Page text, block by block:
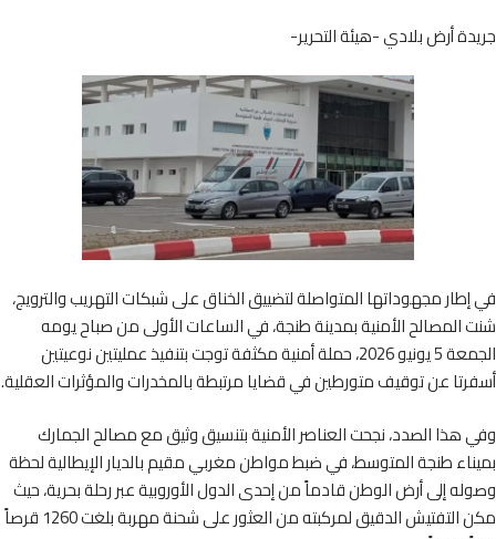
أرض بلادي -هيئة التحرير-
مجهوداتها المتواصلة لتضييق الخناق على شبكات التهريب والترويج،
الأمنية بمدينة طنجة، في الساعات الأولى من صباح يومه
الجمعة 5 يونيو 2026، حملة أمنية مكثفة توجت بتنفيذ عمليتين نوعيتين
عن توقيف متورطين في قضايا مرتبطة بالمخدرات والمؤثرات العقلية.
الصدد، نجحت العناصر الأمنية بتنسيق وثيق مع مصالح الجمارك
طنجة المتوسط، في ضبط مواطن مغربي مقيم بالديار الإيطالية لحظة
إلى أرض الوطن قادماً من إحدى الدول الأوروبية عبر رحلة بحرية، حيث
مكن التفتيش الدقيق لمركبته من العثور على شحنة مهربة بلغت 1260 قرصاً